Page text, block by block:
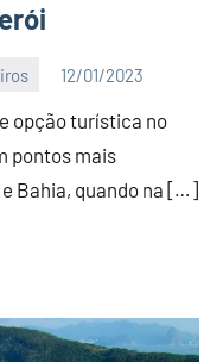
12/01/2023
opção turística no
pontos mais
Bahia, quando na […]